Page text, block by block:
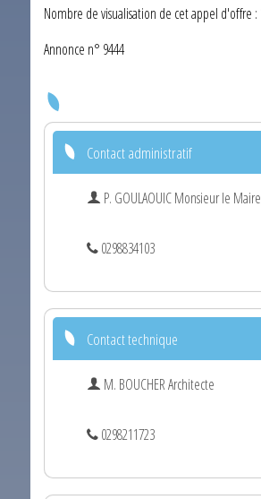
Nombre de visualisation de cet appel d'offre :
Annonce n° 9444
Contact administratif
P. GOULAOUIC Monsieur le Maire
0298834103
Contact technique
M. BOUCHER Architecte
0298211723